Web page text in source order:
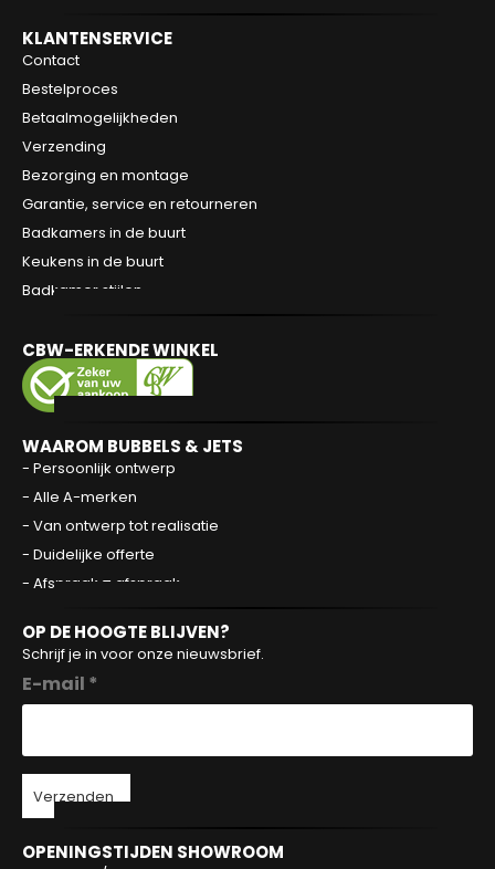
KLANTENSERVICE
Contact
Bestelproces
Betaalmogelijkheden
Verzending
Bezorging en montage
Garantie, service en retourneren
Badkamers in de buurt
Keukens in de buurt
Badkamer stijlen
CBW-ERKENDE WINKEL
WAAROM BUBBELS & JETS
- Persoonlijk ontwerp
- Alle A-merken
- Van ontwerp tot realisatie
- Duidelijke offerte
- Afspraak = afspraak
OP DE HOOGTE BLIJVEN?
Schrijf je in voor onze nieuwsbrief.
E-mail *
Verzenden
OPENINGSTIJDEN SHOWROOM